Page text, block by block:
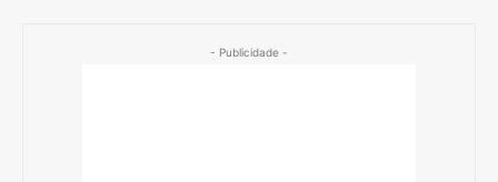
- Publicidade -